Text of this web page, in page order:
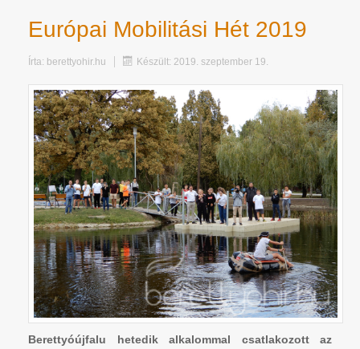
Európai Mobilitási Hét 2019
Írta: berettyohir.hu Készült: 2019. szeptember 19.
Berettyóújfalu hetedik alkalommal csatlakozott az